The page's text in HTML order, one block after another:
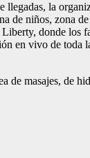
llegadas, la
de niños, zona
donde los
en vivo de toda
de masajes, de